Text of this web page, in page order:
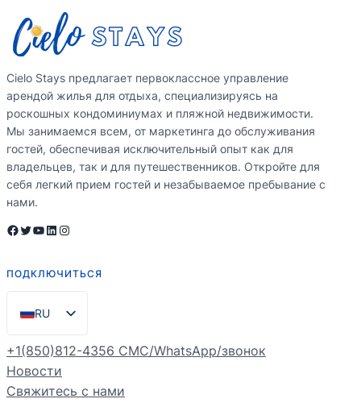
Cielo Stays предлагает первоклассное управление
арендой жилья для отдыха, специализируясь на
роскошных кондоминиумах и пляжной недвижимости.
Мы занимаемся всем, от маркетинга до обслуживания
гостей, обеспечивая исключительный опыт как для
владельцев, так и для путешественников. Откройте для
себя легкий прием гостей и незабываемое пребывание с
нами.
Facebook Twitter YouTube LinkedIn Instagram
ПОДКЛЮЧИТЬСЯ
RU
EN
ES
PT
+1(850)812-4356 СМС/WhatsApp/звонок
Новости
Свяжитесь с нами